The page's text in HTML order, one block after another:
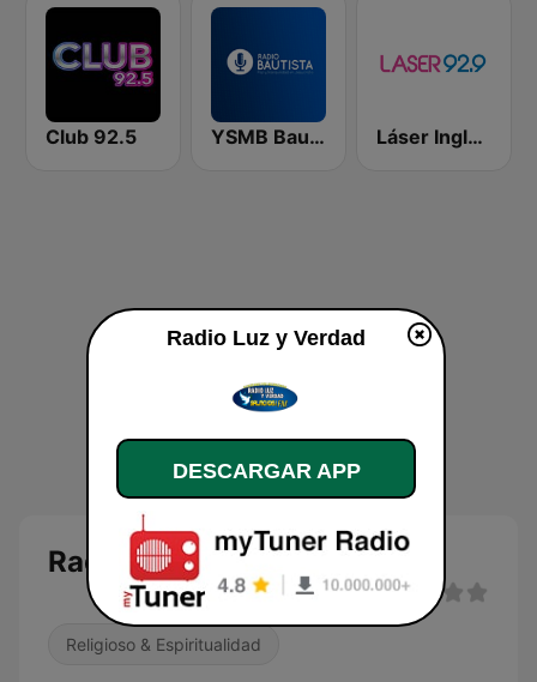
Club 92.5 YSMB Bautista 89.7 FM Láser Inglés 92.9
Radio Luz y Verdad
Religioso & Espiritualidad
Radio Luz y Verdad
DESCARGAR APP